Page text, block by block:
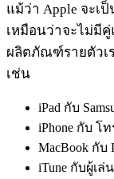
แม้ว่า Apple จะเ
เหมือนว่าจะไม่มี
ผลิตภัณฑ์รายตัวเ
เช่น
iPad กับ
iPhone กับ โ
MacBook กับ
iTune กับผู้เล่